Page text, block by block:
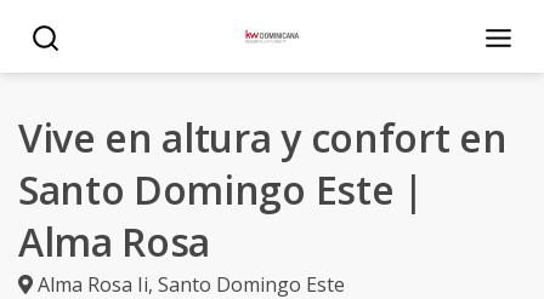
Vive en altura y confort en
Santo Domingo Este |
Alma Rosa
Alma Rosa Ii, Santo Domingo Este